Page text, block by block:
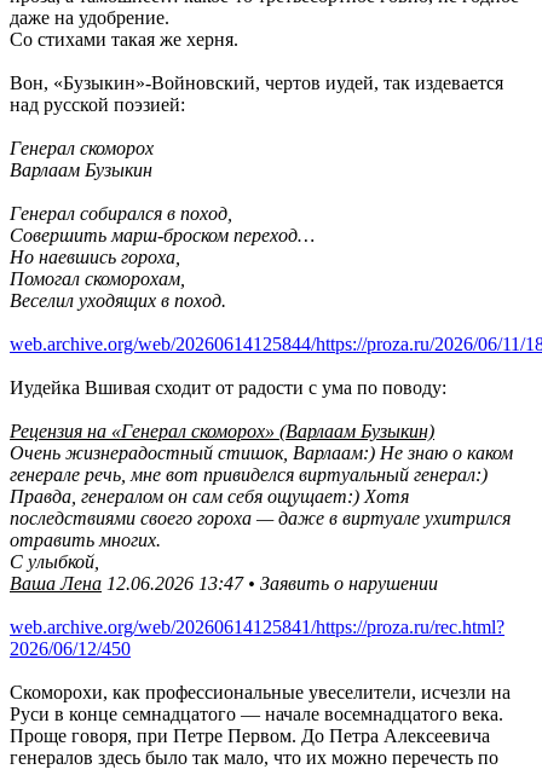
даже на удобрение.
Со стихами такая же херня.
Вон, «Бузыкин»-Войновский, чертов иудей, так издевается
над русской поэзией:
Генерал скоморох
Варлаам Бузыкин
Генерал собирался в поход,
Совершить марш-броском переход…
Но наевшись гороха,
Помогал скоморохам,
Веселил уходящих в поход.
web.archive.org/web/20260614125844/https://proza.ru/2026/06/11/
Иудейка Вшивая сходит от радости с ума по поводу:
Рецензия на «Генерал скоморох» (Варлаам Бузыкин)
Очень жизнерадостный стишок, Варлаам:) Не знаю о каком
генерале речь, мне вот привиделся виртуальный генерал:)
Правда, генералом он сам себя ощущает:) Хотя
последствиями своего гороха — даже в виртуале ухитрился
отравить многих.
С улыбкой,
Ваша Лена 12.06.2026 13:47 • Заявить о нарушении
web.archive.org/web/20260614125841/https://proza.ru/rec.html?
2026/06/12/450
Скоморохи, как профессиональные увеселители, исчезли на
Руси в конце семнадцатого — начале восемнадцатого века.
Проще говоря, при Петре Первом. До Петра Алексеевича
генералов здесь было так мало, что их можно перечесть по